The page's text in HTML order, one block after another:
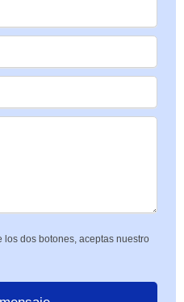
dos botones, aceptas nuestro